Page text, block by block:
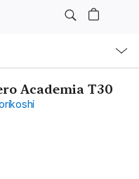
Academia T30